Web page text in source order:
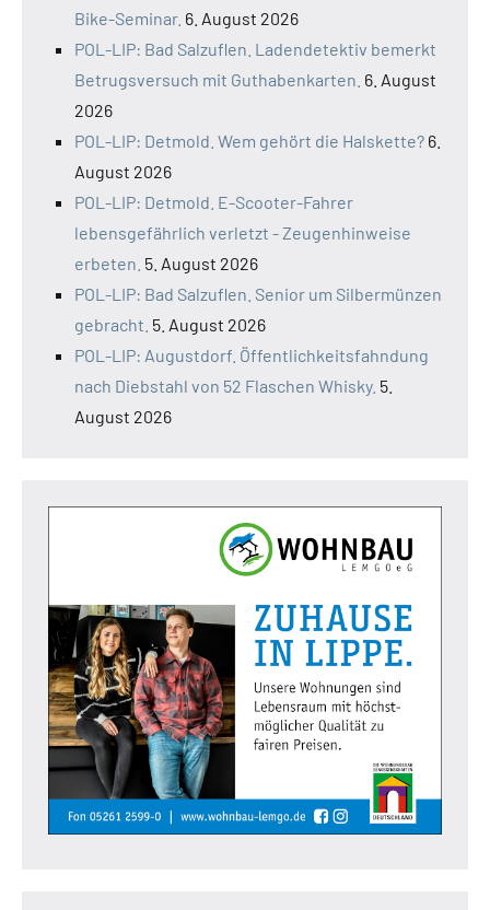
Bike-Seminar. 6. August 2026
POL-LIP: Bad Salzuflen. Ladendetektiv bemerkt
Betrugsversuch mit Guthabenkarten. 6. August
2026
POL-LIP: Detmold. Wem gehört die Halskette? 6.
August 2026
POL-LIP: Detmold. E-Scooter-Fahrer
lebensgefährlich verletzt - Zeugenhinweise
erbeten. 5. August 2026
POL-LIP: Bad Salzuflen. Senior um Silbermünzen
gebracht. 5. August 2026
POL-LIP: Augustdorf. Öffentlichkeitsfahndung
nach Diebstahl von 52 Flaschen Whisky. 5.
August 2026